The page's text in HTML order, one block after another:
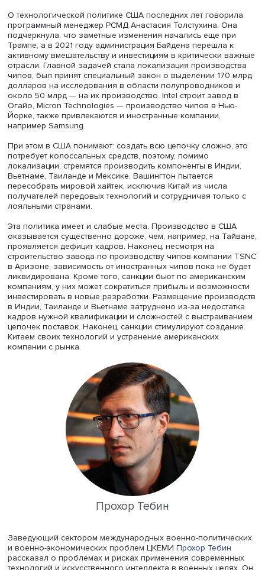
определить допустимость средств электронного
Фото: iStock
Это не противоречит межпартийному консенсусу о
сдерживании Китая, но партии сохраняют разногласия
уровню сотрудничества с союзниками и с частным
допустимому уровню контроля за частной жизнью.
О технологической политике США последних лет
программный менеджер РСМД Анастасия Толстухина.
Трампе, а в 2021 году администрация Байдена перешла
активному вмешательству и инвестициям в критически
отрасли. Главной задачей стала локализация
чипов, был принят специальный закон о выделении
долларов на исследования в области
около 50 млрд — на их производство. Intel строит
Огайо, Micron Technologies — производство чипов в
Йорке, также привлекаются и иностранные компании,
например Samsung.
При этом в США понимают: создать всю цепочку
потребует колоссальных средств, поэтому, помимо
локализации, стремятся производить компоненты в
получателей передовых технологий и сотрудничая
лояльными странами.